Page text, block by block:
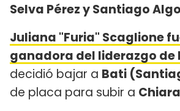
Selva Pérez y Santiago
Juliana "Furia" Scaglione
ganadora del liderazgo de
decidió bajar a Bati
de placa para subir a Chiara